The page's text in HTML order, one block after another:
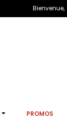
Bienvenue,
PROMOS